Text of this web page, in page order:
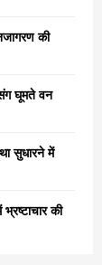
की
घूमते वन
सुधारने में
की